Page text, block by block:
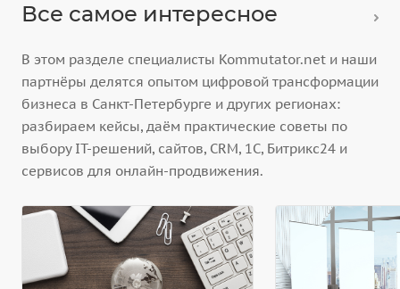
Все самое интересное
В этом разделе специалисты Kommutator.net и наши
партнёры делятся опытом цифровой трансформации
бизнеса в Санкт-Петербурге и других регионах:
разбираем кейсы, даём практические советы по
выбору IT-решений, сайтов, CRM, 1С, Битрикс24 и
сервисов для онлайн-продвижения.